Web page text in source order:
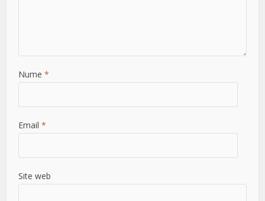
Nume*
Email*
Site web